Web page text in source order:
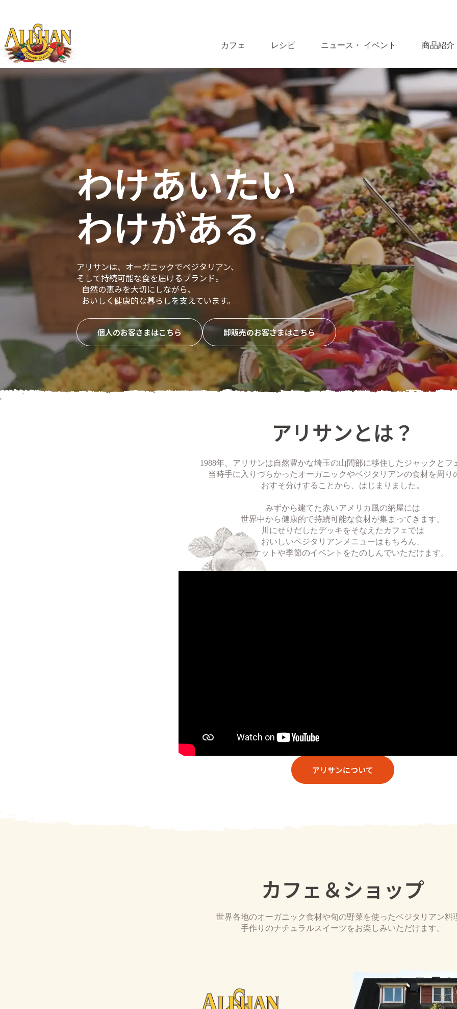
ン
ツ
へ
ス
キ
カフェ レシピ ニュース・ イベント 商品紹介
わけあいたい
わけがある
アリサンは、オーガニックでベジタリアン、
そして持続可能な食を届けるブランド。
自然の恵みを大切にしながら、
おいしく健康的な暮らしを支えています。
個人のお客さまはこちら 卸販売のお客さまはこちら
アリサンとは？
1988年、アリサンは自然豊かな埼玉の山間部に移住したジャックとフ
当時手に入りづらかったオーガニックやベジタリアンの食材を周り
おすそ分けすることから、はじまりました。
みずから建てた赤いアメリカ風の納屋には
世界中から健康的で持続可能な食材が集まってきます。
川にせりだしたデッキをそなえたカフェでは
おいしいベジタリアンメニューはもちろん、
マーケットや季節のイベントをたのしんでいただけます。
アリサンについて
カフェ＆ショップ
世界各地のオーガニック食材や旬の野菜を使ったベジタリアン料
手作りのナチュラルスイーツをお楽しみいただけます。